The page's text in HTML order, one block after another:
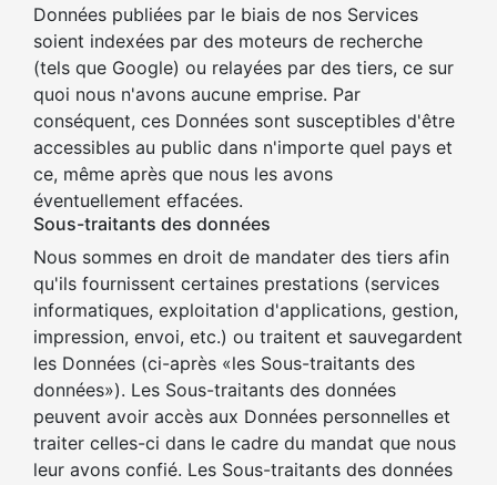
Données publiées par le biais de nos Services
soient indexées par des moteurs de recherche
(tels que Google) ou relayées par des tiers, ce sur
quoi nous n'avons aucune emprise. Par
conséquent, ces Données sont susceptibles d'être
accessibles au public dans n'importe quel pays et
ce, même après que nous les avons
éventuellement effacées.
Sous-traitants des données
Nous sommes en droit de mandater des tiers afin
qu'ils fournissent certaines prestations (services
informatiques, exploitation d'applications, gestion,
impression, envoi, etc.) ou traitent et sauvegardent
les Données (ci-après «les Sous-traitants des
données»). Les Sous-traitants des données
peuvent avoir accès aux Données personnelles et
traiter celles-ci dans le cadre du mandat que nous
leur avons confié. Les Sous-traitants des données